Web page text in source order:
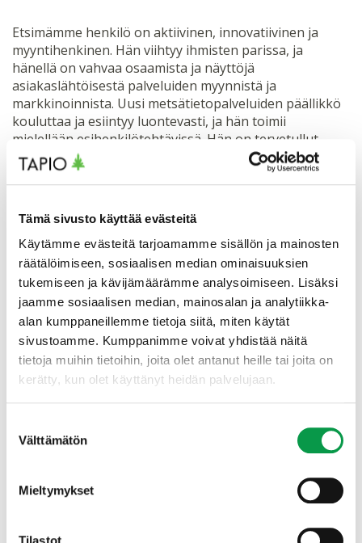
Tämä sivusto käyttää evästeitä
Käytämme evästeitä tarjoamamme sisällön ja mainosten
räätälöimiseen, sosiaalisen median ominaisuuksien
tukemiseen ja kävijämäärämme analysoimiseen. Lisäksi
jaamme sosiaalisen median, mainosalan ja analytiikka-
alan kumppaneillemme tietoja siitä, miten käytät
sivustoamme. Kumppanimme voivat yhdistää näitä
tietoja muihin tietoihin, joita olet antanut heille tai joita on
kerätty, kun olet käyttänyt heidän palvelujaan.
valinta
Välttämätön
Mieltymykset
Tilastot
Etsimämme henkilö on aktiivinen, innovatiivinen ja
myyntihenkinen. Hän viihtyy ihmisten parissa, ja
hänellä on vahvaa osaamista ja näyttöjä
asiakaslähtöisestä palveluiden myynnistä ja
markkinoinnista. Uusi metsätietopalveluiden päällikkö
kouluttaa ja esiintyy luontevasti, ja hän toimii
mielellään esihenkilötehtävissä. Hän on tervetullut
joukkoomme omana persoonanaan, mutta
toivoisimme, että häneltä löytyisi luonteestaan
ja ongelmanratkaisukykyä. Lisäksi toivomme häneltä
soveltuvaa korkeakoulututkintoa metsäalalta.
Tehtävä tarjoaa näköalapaikan metsien vastuullisen ja
kestävän käytön kehityksessä. Pääset osaksi
asiantuntijatiimiä, jossa yhdistyvät korkeatasoinen
metsä- ja paikkatietojärjestelmien ja kehittämisen
osaaminen.
Työantajana tarjoamme joustavat työn tekemisen
Helsingissä hyvien kulkuyhteyksien varrella (Pasilassa,
kauppakeskus Triplan vieressä). Tarjoamme joustavat
palkkatoivomuksineen 17.9.2024 mennessä